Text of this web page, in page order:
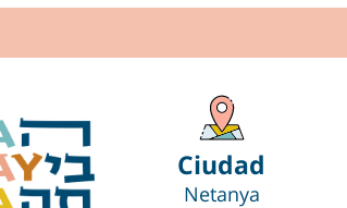
Ciudad
Netanya